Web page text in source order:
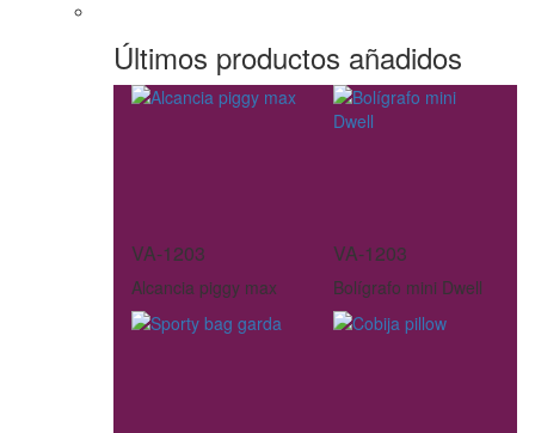
Últimos productos añadidos
VA-1203
Alcancia piggy max
VA-1203
Bolígrafo mini Dwell